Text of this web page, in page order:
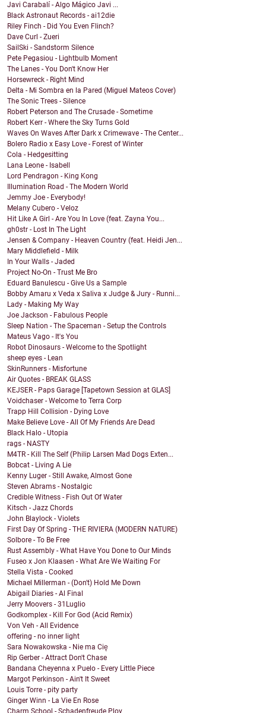
Javi Carabalí - Algo Mágico Javi ...
Black Astronaut Records - ai12die
Riley Finch - Did You Even Flinch?
Dave Curl - Zueri
SailSki - Sandstorm Silence
Pete Pegasiou - Lightbulb Moment
The Lanes - You Don't Know Her
Horsewreck - Right Mind
Delta - Mi Sombra en la Pared (Miguel Mateos Cover)
The Sonic Trees - Silence
Robert Peterson and The Crusade - Sometime
Robert Kerr - Where the Sky Turns Gold
Waves On Waves After Dark x Crimewave - The Center...
Bolero Radio x Easy Love - Forest of Winter
Cola - Hedgesitting
Lana Leone - Isabell
Lord Pendragon - King Kong
Illumination Road - The Modern World
Jemmy Joe - Everybody!
Melany Cubero - Veloz
Hit Like A Girl - Are You In Love (feat. Zayna You...
gh0str - Lost In The Light
Jensen & Company - Heaven Country (feat. Heidi Jen...
Mary Middlefield - Milk
In Your Walls - Jaded
Project No-On - Trust Me Bro
Eduard Banulescu - Give Us a Sample
Bobby Amaru x Veda x Saliva x Judge & Jury - Runni...
Lady - Making My Way
Joe Jackson - Fabulous People
Sleep Nation - The Spaceman - Setup the Controls
Mateus Vago - It's You
Robot Dinosaurs - Welcome to the Spotlight
sheep eyes - Lean
SkinRunners - Misfortune
Air Quotes - BREAK GLASS
KEJSER - Paps Garage [Tapetown Session at GLAS]
Voidchaser - Welcome to Terra Corp
Trapp Hill Collision - Dying Love
Make Believe Love - All Of My Friends Are Dead
Black Halo - Utopia
rags - NASTY
M4TR - Kill The Self (Philip Larsen Mad Dogs Exten...
Bobcat - Living A Lie
Kenny Luger - Still Awake, Almost Gone
Steven Abrams - Nostalgic
Credible Witness - Fish Out Of Water
Kitsch - Jazz Chords
John Blaylock - Violets
First Day Of Spring - THE RIVIERA (MODERN NATURE)
Solbore - To Be Free
Rust Assembly - What Have You Done to Our Minds
Fuseo x Jon Klaasen - What Are We Waiting For
Stella Vista - Cooked
Michael Millerman - (Don't) Hold Me Down
Abigail Diaries - Al Final
Jerry Moovers - 31Luglio
Godkomplex - Kill For God (Acid Remix)
Von Veh - All Evidence
offering - no inner light
Sara Nowakowska - Nie ma Cię
Rip Gerber - Attract Don't Chase
Bandana Cheyenna x Puelo - Every Little Piece
Margot Perkinson - Ain't It Sweet
Louis Torre - pity party
Ginger Winn - La Vie En Rose
Charm School - Schadenfreude Ploy